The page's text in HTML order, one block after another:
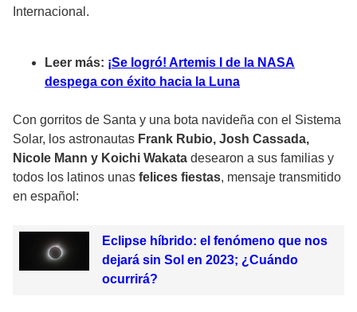
Internacional.
Leer más: ¡Se logró! Artemis I de la NASA
despega con éxito hacia la Luna
Con gorritos de Santa y una bota navideña con el Sistema
Solar, los astronautas Frank Rubio, Josh Cassada,
Nicole Mann y Koichi Wakata desearon a sus familias y
todos los latinos unas felices fiestas, mensaje transmitido
en español:
Eclipse híbrido: el fenómeno que nos
dejará sin Sol en 2023; ¿Cuándo
ocurrirá?